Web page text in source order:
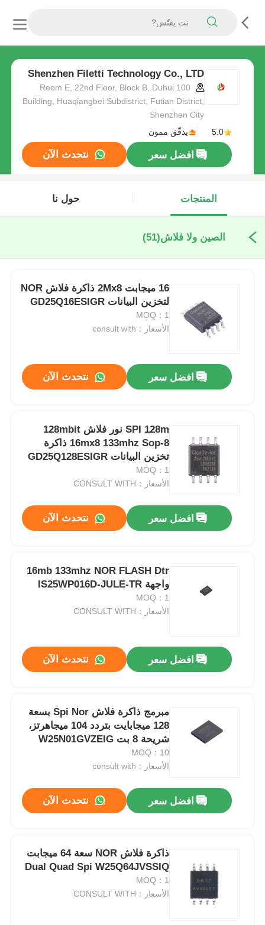
Shenzhen Filetti Technology Co., LTD
Room E, 22nd Floor, Block B, Duhui 100
Building, Huaqiangbei Subdistrict, Futian District,
Shenzhen City
5.0
يدقّق ممون
افضل سعر نتحدث الآن
المنتجات حول نا
الصين ولا فلاش(51)
16 ميجابت 2Mx8 ذاكرة فلاش NOR
لتخزين البيانات GD25Q16ESIGR
MOQ：1
الأسعار：consult with
افضل سعر نتحدث الآن
SPI 128m نور فلاش 128mbit
16mx8 133mhz Sop-8 ذاكرة
تخزين البيانات GD25Q128ESIGR
MOQ：1
الأسعار：CONSULT WITH
افضل سعر نتحدث الآن
16mb 133mhz NOR FLASH Dtr
واجهة IS25WP016D-JULE-TR
MOQ：1
الأسعار：CONSULT WITH
افضل سعر نتحدث الآن
مبرمج ذاكرة فلاش Spi Nor بسعة
128 ميجابايت بتردد 104 ميجاهرتز،
شريحة 8 بت W25N01GVZEIG
MOQ：10
الأسعار：consult with
افضل سعر نتحدث الآن
ذاكرة فلاش NOR سعة 64 ميجابت
Dual Quad Spi W25Q64JVSSIQ
MOQ：1
الأسعار：CONSULT WITH